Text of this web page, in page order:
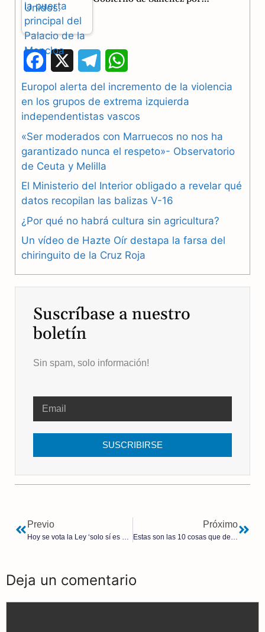
a
c
b
o
o
k
e
g
r
a
m
h
a
s
p
p
Europol alerta del incremento de la violencia
en los grupos de extrema izquierda
independentistas vascos
«Ser moderados con Marruecos no nos ha
garantizado nunca el respeto»- Observatorio
de Ceuta y Melilla
El Ministerio del Interior obligado a revelar qué
datos recopilan las balizas V-16
¿Por qué no habrá cultura sin agricultura?
Un vídeo de Hazte Oír destapa la farsa del
chiringuito de la Cruz Roja
Suscríbase a nuestro
boletín
Sin spam, solo información!
SUSCRIBIRSE
Previo Próximo
Deja un comentario